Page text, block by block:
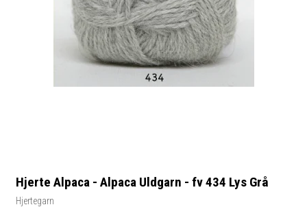
Hjerte Alpaca - Alpaca Uldgarn - fv 434 Lys Grå
Hjertegarn